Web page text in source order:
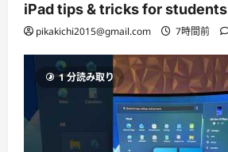
iPad tips & tricks for students
pikakichi2015@gmail.com 7時間前
1 分読み取り